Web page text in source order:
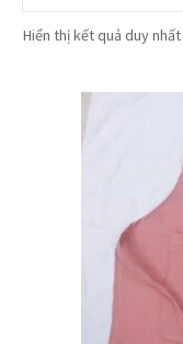
Hiển thị kết quả duy nhất